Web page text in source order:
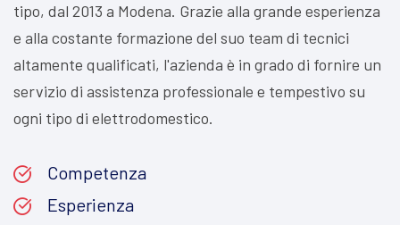
tipo, dal 2013 a Modena. Grazie alla grande esperienza
e alla costante formazione del suo team di tecnici
altamente qualificati, l'azienda è in grado di fornire un
servizio di assistenza professionale e tempestivo su
ogni tipo di elettrodomestico.
Competenza
Esperienza